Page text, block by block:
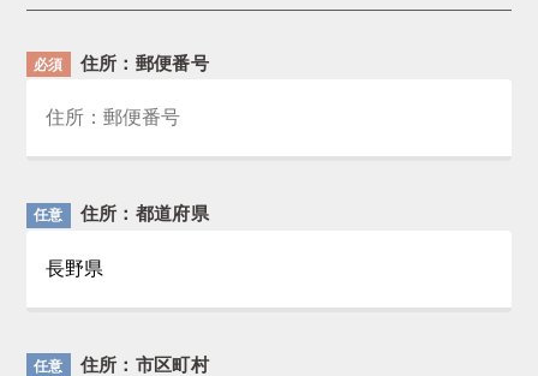
必須 住所：郵便番号
任意 住所：都道府県
任意 住所：市区町村